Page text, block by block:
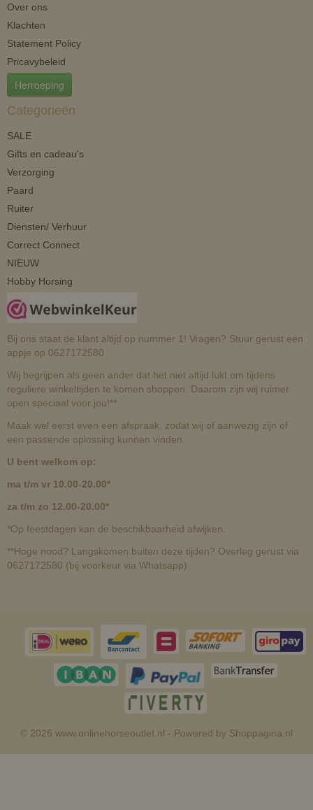
Over ons
Klachten
Statement Policy
Pricavybeleid
Herroeping
Categorieën
SALE
Gifts en cadeau's
Verzorging
Paard
Ruiter
Diensten/ Verhuur
Correct Connect
NIEUW
Hobby Horsing
Bij ons staat de klant altijd op nummer 1! Vragen? Stuur gerust een
appje op 0627172580
Wij begrijpen als geen ander dat het niet altijd lukt om tijdens
reguliere winkeltijden te komen shoppen. Daarom zijn wij ruimer
open speciaal voor jou!**
Maak wel eerst even een afspraak, zodat wij of aanwezig zijn of
een passende oplossing kunnen vinden.
U bent welkom op:
ma t/m vr 10.00-20.00*
za t/m zo 12.00-20.00*
*Op feestdagen kan de beschikbaarheid afwijken.
**Hoge nood? Langskomen buiten deze tijden? Overleg gerust via
0627172580 (bij voorkeur via Whatsapp)
© 2026 www.onlinehorseoutlet.nl - Powered by Shoppagina.nl